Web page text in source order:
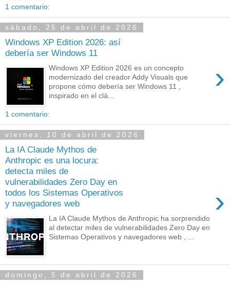
1 comentario:
sábado, 25 de abril de 2026
Windows XP Edition 2026: así
debería ser Windows 11
›
Windows XP Edition 2026 es un concepto
modernizado del creador Addy Visuals que
propone cómo debería ser Windows 11 ,
inspirado en el clá...
1 comentario:
viernes, 10 de abril de 2026
La IA Claude Mythos de
Anthropic es una locura:
detecta miles de
vulnerabilidades Zero Day en
todos los Sistemas Operativos
y navegadores web
›
La IA Claude Mythos de Anthropic ha sorprendido
al detectar miles de vulnerabilidades Zero Day en
Sistemas Operativos y navegadores web , ...
domingo, 5 de abril de 2026